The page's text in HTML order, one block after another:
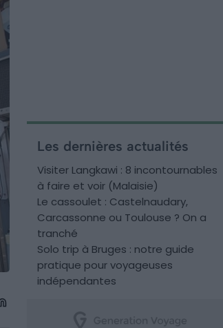
Les dernières actualités
Visiter Langkawi : 8 incontournables
à faire et voir (Malaisie)
Le cassoulet : Castelnaudary,
Carcassonne ou Toulouse ? On a
tranché
Solo trip à Bruges : notre guide
pratique pour voyageuses
indépendantes